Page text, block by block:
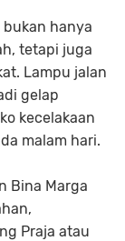
hanya
tetapi juga
Lampu jalan
gelap
kecelakaan
malam hari.
Bina Marga
Praja atau